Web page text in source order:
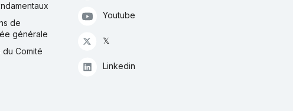
de
générale
du Comité
Youtube
𝕏
Linkedin